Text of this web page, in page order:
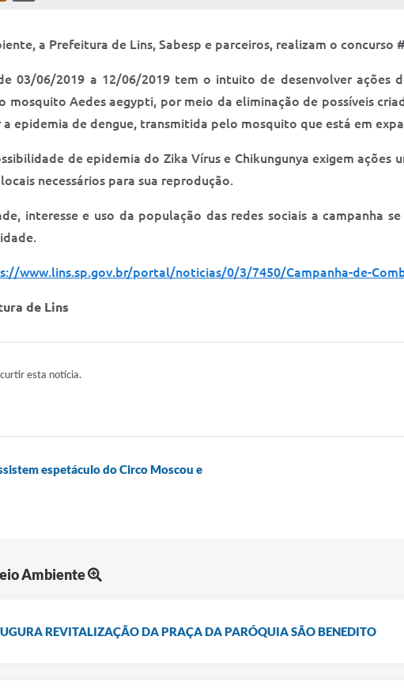
a Prefeitura de Lins, Sabesp e parceiros, realizam o concurso
03/06/2019 a 12/06/2019 tem o intuito de desenvolver ações
Aedes aegypti, por meio da eliminação de possíveis
epidemia de dengue, transmitida pelo mosquito que está em
de epidemia do Zika Vírus e Chikungunya exigem
necessários para sua reprodução.
interesse e uso da população das redes sociais a campanha
www.lins.sp.gov.br/portal/noticias/0/3/7450/Campanha-de-
de Lins
esta notícia.
espetáculo do Circo Moscou e
Ambiente
REVITALIZAÇÃO DA PRAÇA DA PARÓQUIA SÃO BENEDITO